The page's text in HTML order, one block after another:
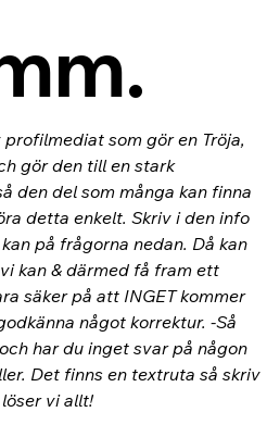
som gör en Tröja,
gör den till en stark
den del som många kan finna
detta enkelt. Skriv i den info
på frågorna nedan. Då kan
kan & därmed få fram ett
säker på att INGET kommer
något korrektur. -Så
har du inget svar på någon
Det finns en textruta så skriv
vi allt!